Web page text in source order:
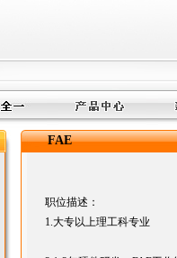
FAE
职位描述：
1.大专以上理工科专业